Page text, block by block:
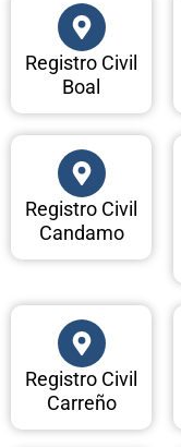
Registro Civil
Boal
Registro Civil
Candamo
Registro Civil
Carreño